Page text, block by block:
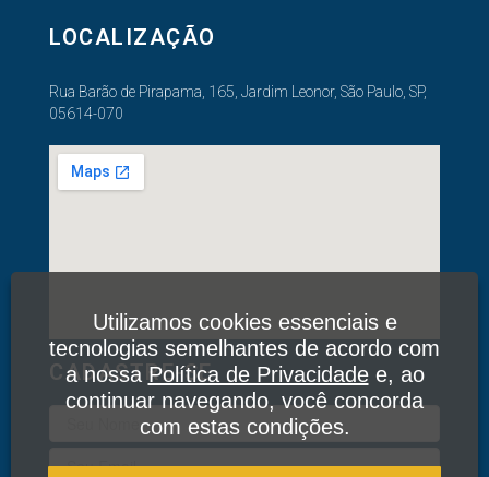
LOCALIZAÇÃO
Rua Barão de Pirapama, 165, Jardim Leonor, São Paulo, SP,
05614-070
CADASTRE-SE
Utilizamos cookies essenciais e
tecnologias semelhantes de acordo com
a nossaPolítica de Privacidadee, ao
continuar navegando, você concorda
com estas condições.